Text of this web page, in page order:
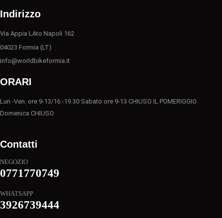
Indirizzo
Via Appia LAto Napoli 162
04023 Formia (LT)
info@worldbikeformia.it
ORARI
Lun -Ven. ore 9-13/16 -19.30 Sabato ore 9-13 CHIUSO IL POMERIGGIO
Domenica CHIUSO
Contatti
NEGOZIO
0771770749
WHATSAPP
3926739444